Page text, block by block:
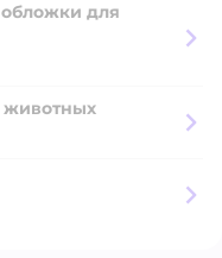
для
животных